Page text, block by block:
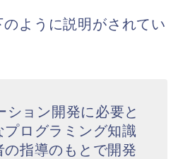
ように説明がされてい
ション開発に必要と
プログラミング知識
の指導のもとで開発